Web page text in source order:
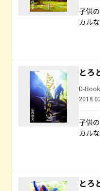
子供
カル
とろ
D-
子供
カル
とろ